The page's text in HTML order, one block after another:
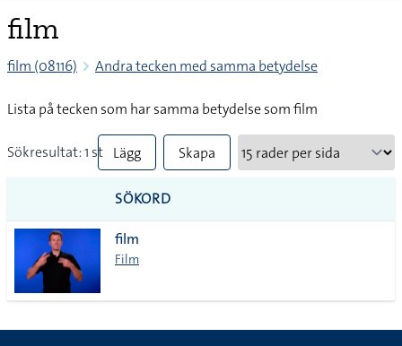
film
film (08116) Andra tecken med samma betydelse
Lista på tecken som har samma betydelse som film
Sökresultat: 1 st Lägg
till
alla i
lista
Skapa
SÖKORD
film
Film